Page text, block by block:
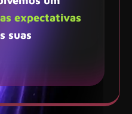
expectativas
suas